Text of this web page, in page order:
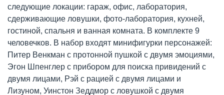
следующие локации: гараж, офис, лаборатория,
сдерживающие ловушки, фото-лаборатория, кухней,
гостиной, спальня и ванная комната. В комплекте 9
человечков. В набор входят минифигурки персонажей:
Питер Венкман с протонной пушкой с двумя эмоциями,
Эгон Шпенглер с прибором для поиска привидений с
двумя лицами, Рэй с рацией с двумя лицами и
Лизуном, Уинстон Зеддмор с ловушкой с двумя